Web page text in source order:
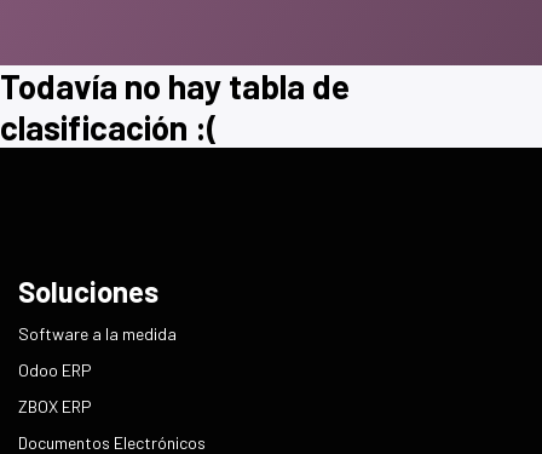
Todavía no hay tabla de
clasificación :(
Soluciones
​Software a la medida
Odoo ERP
ZBOX ERP
Documentos Electrónicos